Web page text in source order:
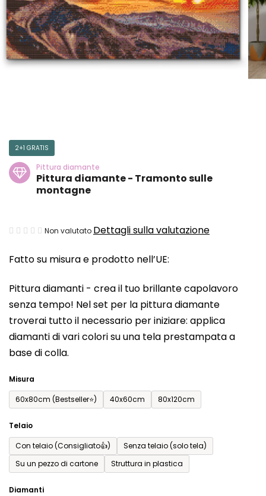
Fatto su misura e prodotto nell’UE:
Pittura diamanti - crea il tuo brillante capolavoro
senza tempo! Nel set per la pittura diamante
troverai tutto il necessario per iniziare: applica
diamanti di vari colori su una tela prestampata a
base di colla.
Misura
60x80cm (Bestseller⭐)
40x60cm 80x120cm
Telaio
Con telaio (Consigliato👍)
Senza telaio (solo tela)
Su un pezzo di cartone
Struttura in plastica
Diamanti
2+1 GRATIS
Pittura diamante
Pittura diamante - Tramonto sulle
montagne
La
media
prodotto
è
0,0
su
5
Non valutato Dettagli sulla valutazione